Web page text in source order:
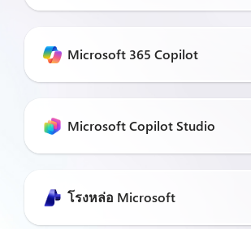
Microsoft 365 Copilot
Microsoft Copilot Studio
โรงหล่อ Microsoft